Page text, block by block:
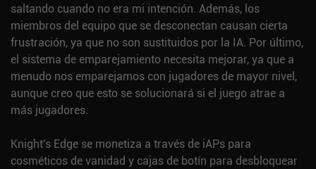
saltando cuando no era mi intención. Además, los
miembros del equipo que se desconectan causan cierta
frustración, ya que no son sustituidos por la IA. Por último,
el sistema de emparejamiento necesita mejorar, ya que a
menudo nos emparejamos con jugadores de mayor nivel,
aunque creo que esto se solucionará si el juego atrae a
más jugadores.
Knight's Edge se monetiza a través de iAPs para
cosméticos de vanidad y cajas de botín para desbloquear